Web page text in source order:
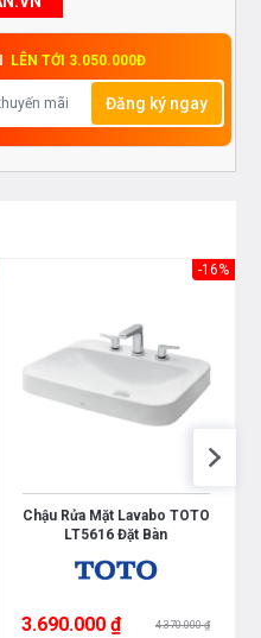
tôi
LÊN TỚI 3.050.000Đ
Đăng ký ngay
-16%
Chậu Rửa Mặt Lavabo TOTO
LT5616 Đặt Bàn
3.690.000 ₫ 4.370.000 ₫